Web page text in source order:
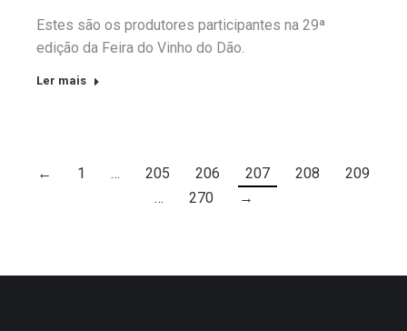
Estes são os produtores participantes na 29ª
edição da Feira do Vinho do Dão.
Ler mais
← 1 … 205 206 207 208
209
…
270 →